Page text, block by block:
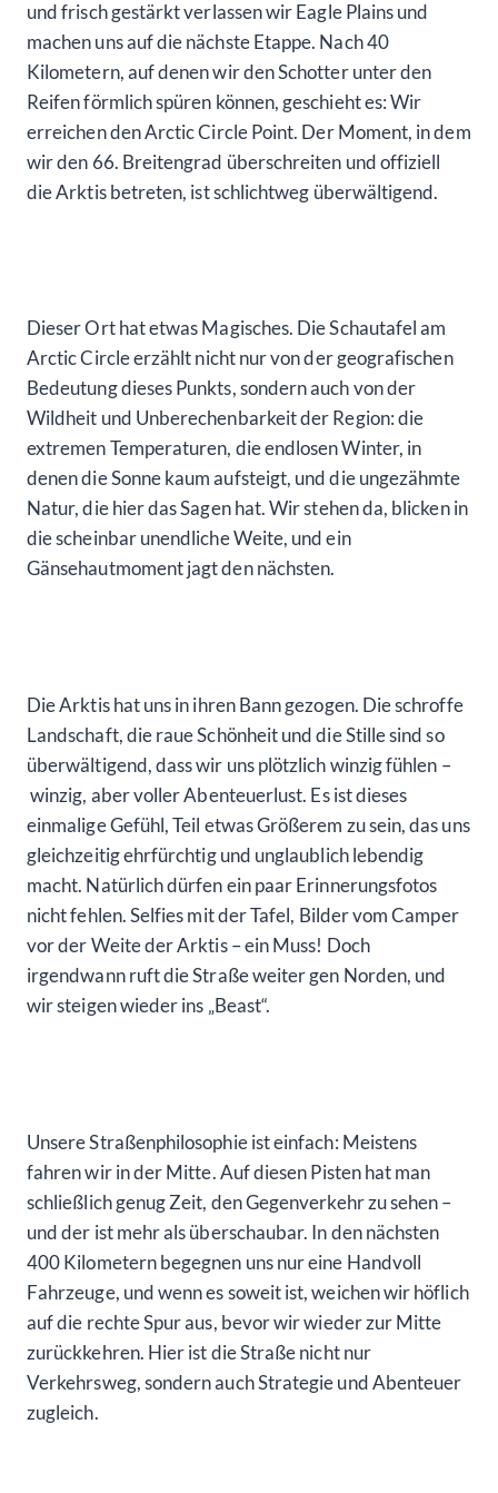
und frisch gestärkt verlassen wir Eagle Plains und
machen uns auf die nächste Etappe. Nach 40
Kilometern, auf denen wir den Schotter unter den
Reifen förmlich spüren können, geschieht es: Wir
erreichen den Arctic Circle Point. Der Moment, in dem
wir den 66. Breitengrad überschreiten und offiziell
die Arktis betreten, ist schlichtweg überwältigend.
Dieser Ort hat etwas Magisches. Die Schautafel am
Arctic Circle erzählt nicht nur von der geografischen
Bedeutung dieses Punkts, sondern auch von der
Wildheit und Unberechenbarkeit der Region: die
extremen Temperaturen, die endlosen Winter, in
denen die Sonne kaum aufsteigt, und die ungezähmte
Natur, die hier das Sagen hat. Wir stehen da, blicken in
die scheinbar unendliche Weite, und ein
Gänsehautmoment jagt den nächsten.
Die Arktis hat uns in ihren Bann gezogen. Die schroffe
Landschaft, die raue Schönheit und die Stille sind so
überwältigend, dass wir uns plötzlich winzig fühlen –
winzig, aber voller Abenteuerlust. Es ist dieses
einmalige Gefühl, Teil etwas Größerem zu sein, das uns
gleichzeitig ehrfürchtig und unglaublich lebendig
macht. Natürlich dürfen ein paar Erinnerungsfotos
nicht fehlen. Selfies mit der Tafel, Bilder vom Camper
vor der Weite der Arktis – ein Muss! Doch
irgendwann ruft die Straße weiter gen Norden, und
wir steigen wieder ins „Beast“.
Unsere Straßenphilosophie ist einfach: Meistens
fahren wir in der Mitte. Auf diesen Pisten hat man
schließlich genug Zeit, den Gegenverkehr zu sehen –
und der ist mehr als überschaubar. In den nächsten
400 Kilometern begegnen uns nur eine Handvoll
Fahrzeuge, und wenn es soweit ist, weichen wir höflich
auf die rechte Spur aus, bevor wir wieder zur Mitte
zurückkehren. Hier ist die Straße nicht nur
Verkehrsweg, sondern auch Strategie und Abenteuer
zugleich.